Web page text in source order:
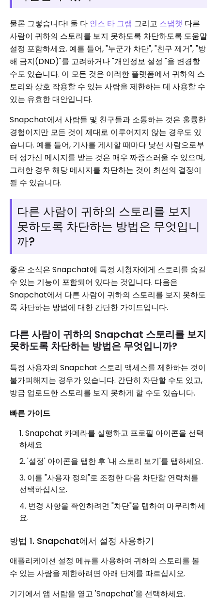
물론 그렇습니다! 둘 다 인스 타 그램 그리고 스냅챗 다른
사람이 귀하의 스토리를 보지 못하도록 차단하도록 도움말
설정 포함하세요. 예를 들어, "누군가 차단", "친구 제거", "방
해 금지(DND)"를 고려하거나 "개인정보 설정 "을 변경할
수도 있습니다. 이 모든 것은 이러한 플랫폼에서 귀하의 스
토리와 상호 작용할 수 있는 사람을 제한하는 데 사용할 수
있는 유효한 대안입니다.
Snapchat에서 사람들 및 친구들과 소통하는 것은 훌륭한
경험이지만 모든 것이 제대로 이루어지지 않는 경우도 있
습니다. 예를 들어, 기사를 게시할 때마다 낯선 사람으로부
터 성가신 메시지를 받는 것은 매우 짜증스러울 수 있으며,
그러한 경우 해당 메시지를 차단하는 것이 최선의 결정이
될 수 있습니다.
다른 사람이 귀하의 스토리를 보지
못하도록 차단하는 방법은 무엇입니
까?
좋은 소식은 Snapchat에 특정 시청자에게 스토리를 숨길
수 있는 기능이 포함되어 있다는 것입니다. 다음은
Snapchat에서 다른 사람이 귀하의 스토리를 보지 못하도
록 차단하는 방법에 대한 간단한 가이드입니다.
다른 사람이 귀하의 Snapchat 스토리를 보지
못하도록 차단하는 방법은 무엇입니까?
특정 사용자의 Snapchat 스토리 액세스를 제한하는 것이
불가피해지는 경우가 있습니다. 간단히 차단할 수도 있고,
방금 업로드한 스토리를 보지 못하게 할 수도 있습니다.
빠른 가이드
Snapchat 카메라를 실행하고 프로필 아이콘을 선택
하세요
'설정' 아이콘을 탭한 후 '내 스토리 보기'를 탭하세요.
이를 "사용자 정의"로 조정한 다음 차단할 연락처를
선택하십시오.
변경 사항을 확인하려면 "차단"을 탭하여 마무리하세
요.
방법 1. Snapchat에서 설정 사용하기
애플리케이션 설정 메뉴를 사용하여 귀하의 스토리를 볼
수 있는 사람을 제한하려면 아래 단계를 따르십시오.
기기에서 앱 서랍을 열고 'Snapchat'을 선택하세요.